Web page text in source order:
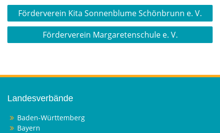
Beitragsnavigation
Förderverein Kita Sonnenblume Schönbrunn e. V.
Förderverein Margaretenschule e. V.
Landesverbände
Baden-Württemberg
Bayern